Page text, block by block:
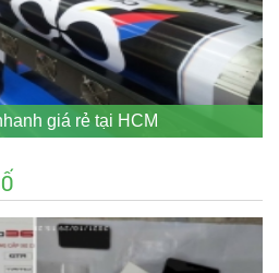
giá rẻ tại HCM